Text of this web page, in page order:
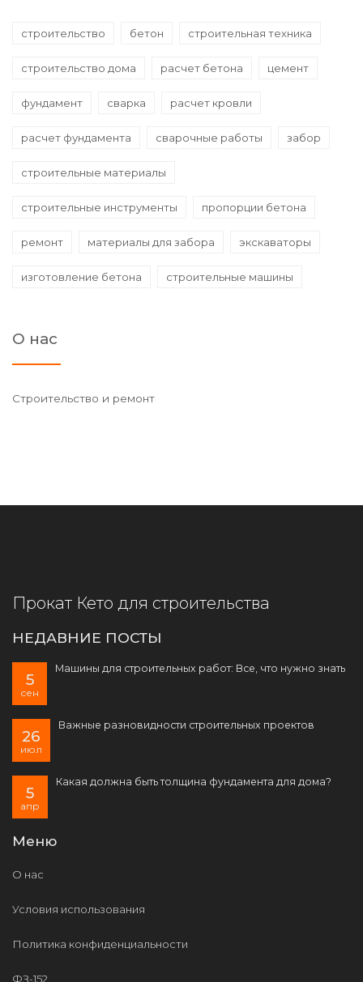
строительство бетон строительная техника
строительство дома расчет бетона цемент
фундамент сварка расчет кровли
расчет фундамента сварочные работы забор
строительные материалы
строительные инструменты пропорции бетона
ремонт материалы для забора экскаваторы
изготовление бетона строительные машины
О нас
Строительство и ремонт
Прокат Кето для строительства
НЕДАВНИЕ ПОСТЫ
5
сен
Машины для строительных работ: Все, что нужно знать
26
июл
Важные разновидности строительных проектов
5
апр
Какая должна быть толщина фундамента для дома?
Меню
О нас
Условия использования
Политика конфиденциальности
ФЗ-152